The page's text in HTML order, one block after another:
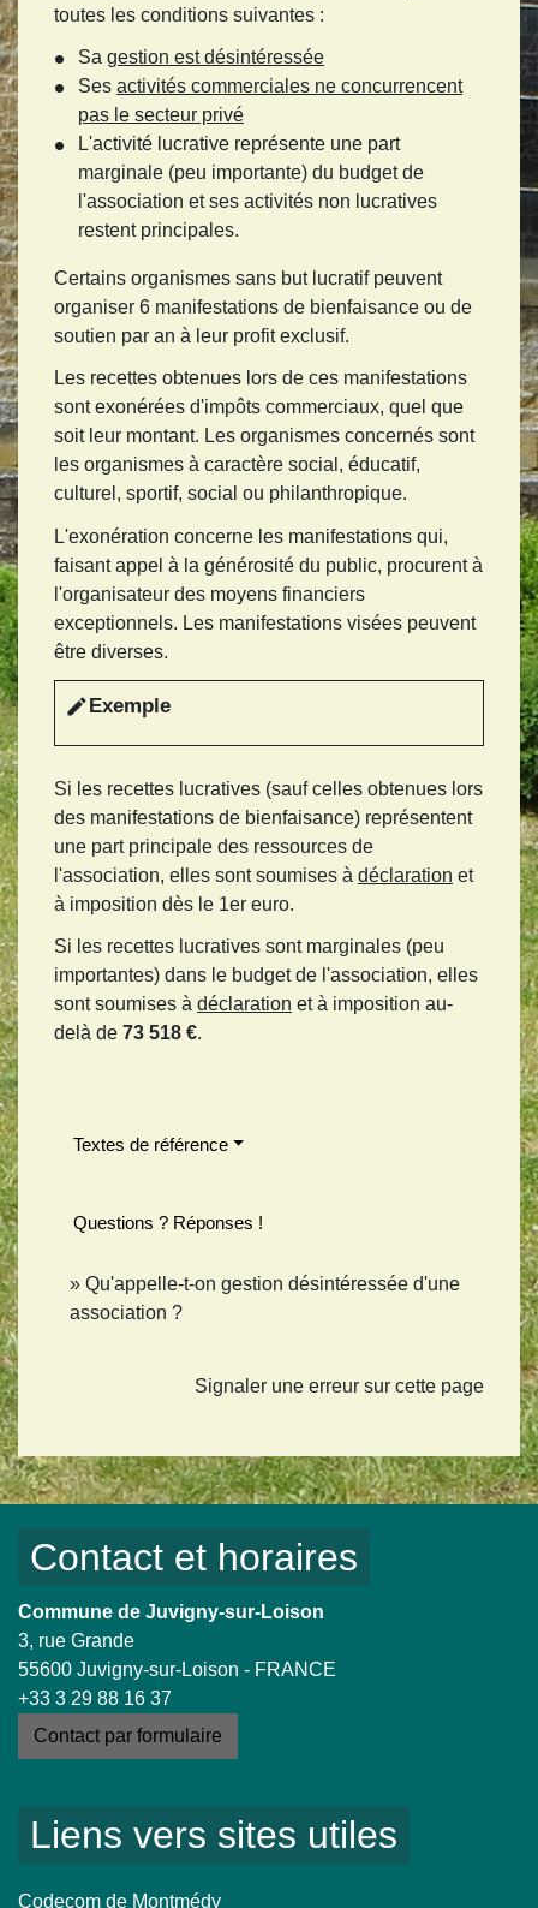
toutes les conditions suivantes :
Sa gestion est désintéressée
Ses activités commerciales ne concurrencent
pas le secteur privé
L'activité lucrative représente une part
marginale (peu importante) du budget de
l'association et ses activités non lucratives
restent principales.
Certains organismes sans but lucratif peuvent
organiser 6 manifestations de bienfaisance ou de
soutien par an à leur profit exclusif.
Les recettes obtenues lors de ces manifestations
sont exonérées d'impôts commerciaux, quel que
soit leur montant. Les organismes concernés sont
les organismes à caractère social, éducatif,
culturel, sportif, social ou philanthropique.
L'exonération concerne les manifestations qui,
faisant appel à la générosité du public, procurent à
l'organisateur des moyens financiers
exceptionnels. Les manifestations visées peuvent
être diverses.
editExemple
Si les recettes lucratives (sauf celles obtenues lors
des manifestations de bienfaisance) représentent
une part principale des ressources de
l'association, elles sont soumises à déclaration et
à imposition dès le 1er euro.
Si les recettes lucratives sont marginales (peu
importantes) dans le budget de l'association, elles
sont soumises à déclaration et à imposition au-
delà de 73 518 €.
Textes de référence
Questions ? Réponses !
Qu'appelle-t-on gestion désintéressée d'une
association ?
Signaler une erreur sur cette page
Contact et horaires
Commune de Juvigny-sur-Loison
3, rue Grande
55600 Juvigny-sur-Loison - FRANCE
+33 3 29 88 16 37
Contact par formulaire
Liens vers sites utiles
Codecom de Montmédy